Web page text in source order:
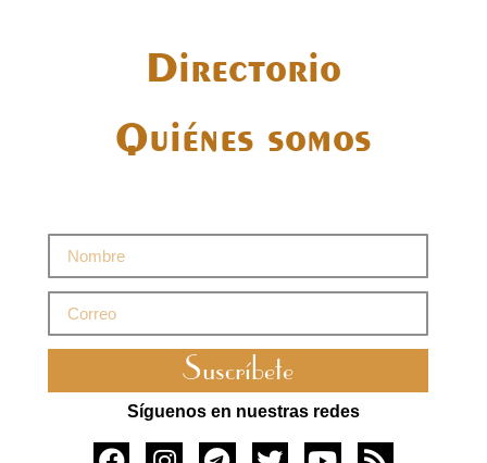
Directorio
Quiénes somos
Suscríbete
Síguenos en nuestras redes